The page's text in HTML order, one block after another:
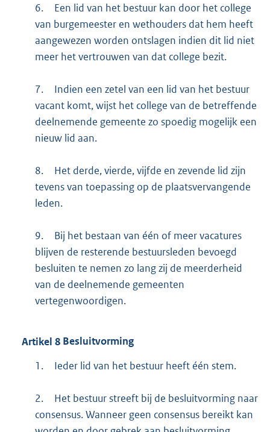
6.
Een lid van het bestuur kan door het college
van burgemeester en wethouders dat hem heeft
aangewezen worden ontslagen indien dit lid niet
meer het vertrouwen van dat college bezit.
7.
Indien een zetel van een lid van het bestuur
vacant komt, wijst het college van de betreffende
deelnemende gemeente zo spoedig mogelijk een
nieuw lid aan.
8.
Het derde, vierde, vijfde en zevende lid zijn
tevens van toepassing op de plaatsvervangende
leden.
9.
Bij het bestaan van één of meer vacatures
blijven de resterende bestuursleden bevoegd
besluiten te nemen zo lang zij de meerderheid
van de deelnemende gemeenten
vertegenwoordigen.
Artikel 8 Besluitvorming
1.
Ieder lid van het bestuur heeft één stem.
2.
Het bestuur streeft bij de besluitvorming naar
consensus. Wanneer geen consensus bereikt kan